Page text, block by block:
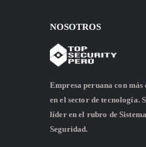
NOSOTROS
Empresa peruana con más
en el sector de tecnología.
líder en el rubro de
Seguridad.